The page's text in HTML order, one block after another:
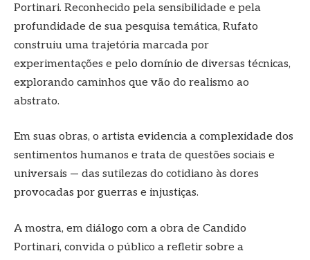
Portinari. Reconhecido pela sensibilidade e pela
profundidade de sua pesquisa temática, Rufato
construiu uma trajetória marcada por
experimentações e pelo domínio de diversas técnicas,
explorando caminhos que vão do realismo ao
abstrato.
Em suas obras, o artista evidencia a complexidade dos
sentimentos humanos e trata de questões sociais e
universais — das sutilezas do cotidiano às dores
provocadas por guerras e injustiças.
A mostra, em diálogo com a obra de Candido
Portinari, convida o público a refletir sobre a